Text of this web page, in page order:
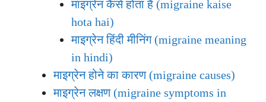
माइग्रेन कैसे होता है (migraine kaise
hota hai)
माइग्रेन हिंदी मीनिंग (migraine meaning
in hindi)
माइग्रेन होने का कारण (migraine causes)
माइग्रेन लक्षण (migraine symptoms in